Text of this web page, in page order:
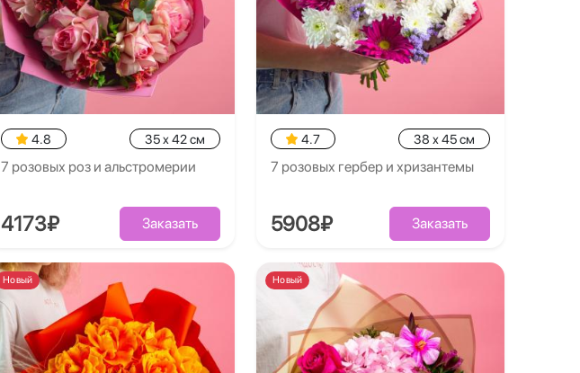
4.8 35 x 42 см
7 розовых роз и альстромерии
4173₽ Заказать
4.7 38 x 45 см
7 розовых гербер и хризантемы
5908₽ Заказать
Новый Новый